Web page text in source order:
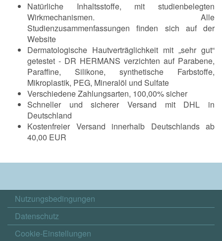
Natürliche Inhaltsstoffe, mit studienbelegten
Wirkmechanismen. Alle
Studienzusammenfassungen finden sich auf der
Website
Dermatologische Hautverträglichkeit mit „sehr gut“
getestet - DR HERMANS verzichten auf Parabene,
Paraffine, Silikone, synthetische Farbstoffe,
Mikroplastik, PEG, Mineralöl und Sulfate
Verschiedene Zahlungsarten, 100,00% sicher
Schneller und sicherer Versand mit DHL in
Deutschland
Kostenfreier Versand innerhalb Deutschlands ab
40,00 EUR
Nutzungsbedingungen
Datenschutz
Cookie-Einstellungen